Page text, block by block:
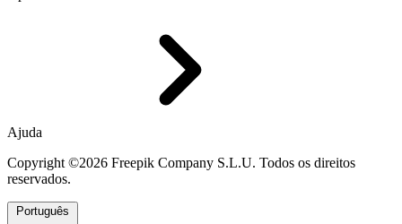
Ajuda
Copyright ©2026 Freepik Company S.L.U. Todos os direitos
reservados.
Português